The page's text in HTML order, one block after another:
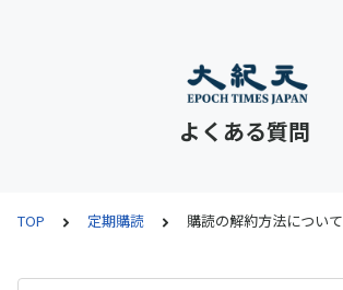
よくある質問
TOP 定期購読 購読の解約方法について